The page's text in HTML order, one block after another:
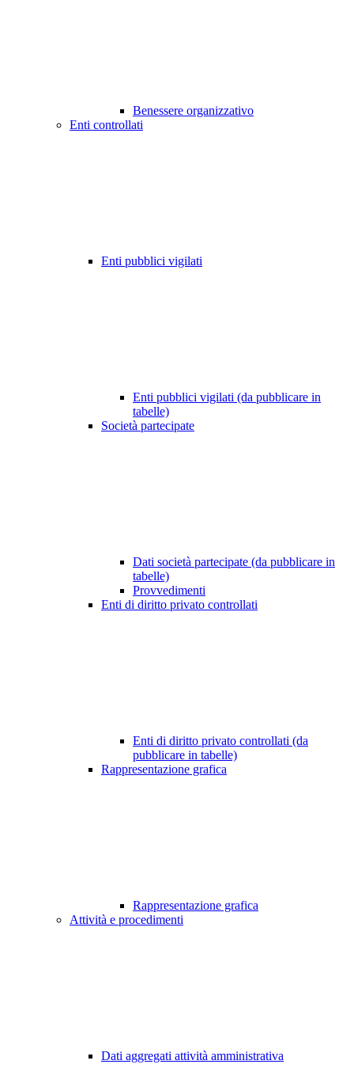
Benessere organizzativo
Enti controllati
Enti pubblici vigilati
Enti pubblici vigilati (da pubblicare in
tabelle)
Società partecipate
Dati società partecipate (da pubblicare in
tabelle)
Provvedimenti
Enti di diritto privato controllati
Enti di diritto privato controllati (da
pubblicare in tabelle)
Rappresentazione grafica
Rappresentazione grafica
Attività e procedimenti
Dati aggregati attività amministrativa